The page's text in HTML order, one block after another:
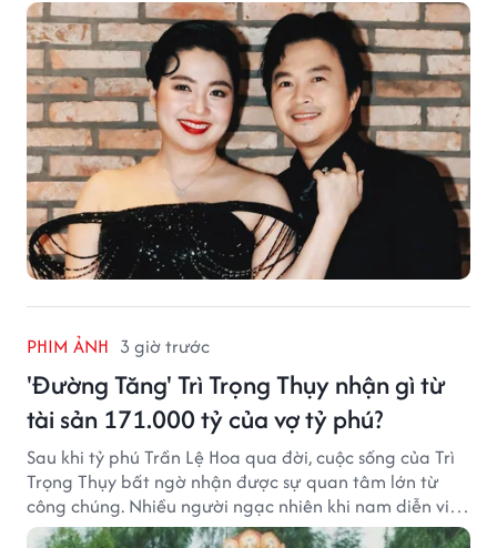
PHIM ẢNH 3 giờ trước
'Đường Tăng' Trì Trọng Thụy nhận gì từ
tài sản 171.000 tỷ của vợ tỷ phú?
Sau khi tỷ phú Trần Lệ Hoa qua đời, cuộc sống của Trì
Trọng Thụy bất ngờ nhận được sự quan tâm lớn từ
công chúng. Nhiều người ngạc nhiên khi nam diễn viên
nổi tiếng với vai Đường Tăng không xuất hiện trong